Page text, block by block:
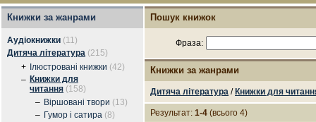
Книжки за жанрами
Аудіокнижки (11)
Дитяча література (215)
+ Ілюстровані книжки (42)
– Книжки для
читання (158)
– Віршовані твори (13)
– Гумор і сатира (8)
Пошук книжок
Фраза:
Книжки за жанрами
Дитяча література / Книжки для
Результат: 1-4 (всього 4)